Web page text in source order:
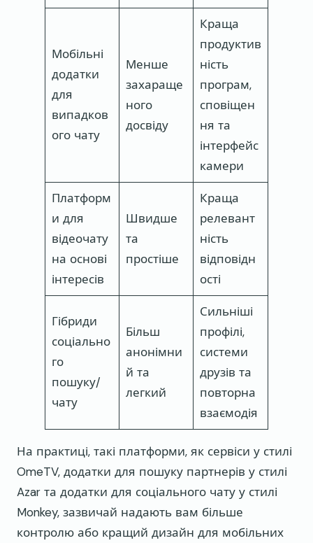
Мобільні
додатки
для
випадков
ого чату
Менше
захараще
ного
досвіду
Краща
продуктив
ність
програм,
сповіщен
ня та
інтерфейс
камери
Платформ
и для
відеочату
на основі
інтересів
Швидше
та
простіше
Краща
релевант
ність
відповідн
ості
Гібриди
соціально
го
пошуку/
чату
Більш
анонімни
й та
легкий
Сильніші
профілі,
системи
друзів та
повторна
взаємодія
На практиці, такі платформи, як сервіси у стилі
OmeTV, додатки для пошуку партнерів у стилі
Azar та додатки для соціального чату у стилі
Monkey, зазвичай надають вам більше
контролю або кращий дизайн для мобільних